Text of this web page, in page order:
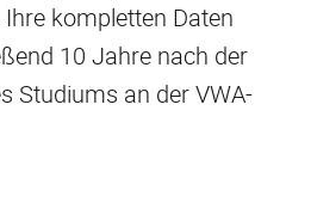
kompletten Daten
10 Jahre nach der
Studiums an der VWA-